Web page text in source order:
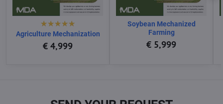
Agriculture Mechanization
€ 4,999
Soybean Mechanized
Farming
€ 5,999